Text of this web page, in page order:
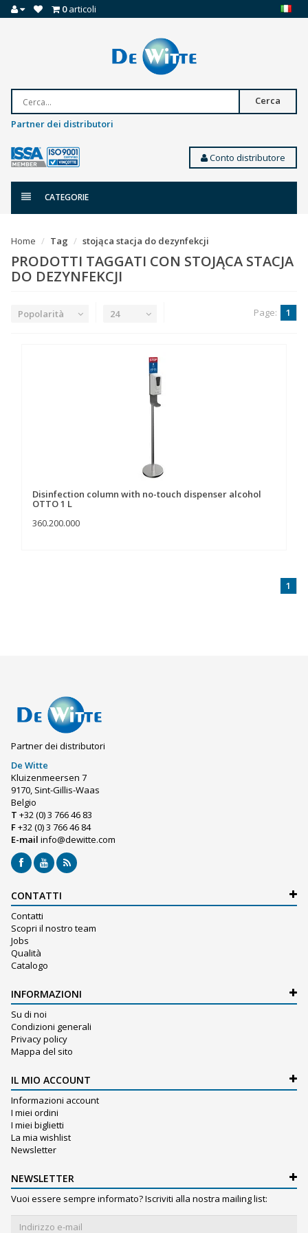
0articoli
Cerca
Partner dei distributori
Conto distributore
CATEGORIE
Home Tag stojąca stacja do dezynfekcji
PRODOTTI TAGGATI CON STOJĄCA STACJA
DO DEZYNFEKCJI
Popolarità 24 Page: 1
Disinfection column with no-touch dispenser alcohol
OTTO 1 L
360.200.000
1
Partner dei distributori
De Witte
Kluizenmeersen 7
9170, Sint-Gillis-Waas
Belgio
T +32 (0) 3 766 46 83
F+32 (0) 3 766 46 84
E-mail info@dewitte.com
CONTATTI
Contatti
Scopri il nostro team
Jobs
Qualità
Catalogo
INFORMAZIONI
Su di noi
Condizioni generali
Privacy policy
Mappa del sito
IL MIO ACCOUNT
Informazioni account
I miei ordini
I miei biglietti
La mia wishlist
Newsletter
NEWSLETTER
Vuoi essere sempre informato? Iscriviti alla nostra mailing list: